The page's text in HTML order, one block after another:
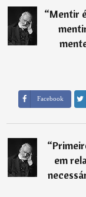
“Mentir
Facebook
“
em